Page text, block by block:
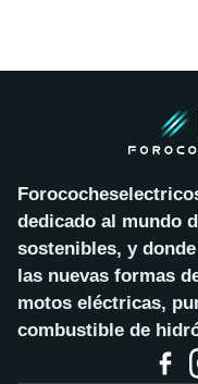
dedicado al mundo
sostenibles, y
las nuevas formas
motos eléctricas,
combustible de